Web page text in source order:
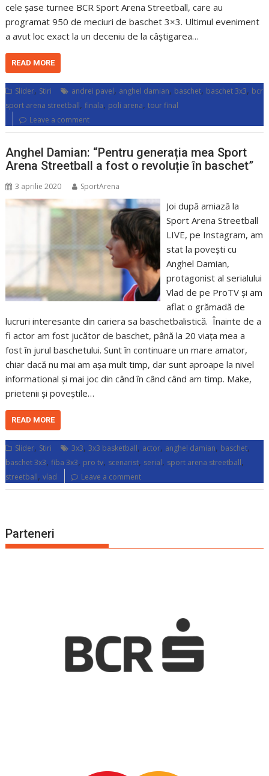
cele șase turnee BCR Sport Arena Streetball, care au
programat 950 de meciuri de baschet 3×3. Ultimul eveniment
a avut loc exact la un deceniu de la câștigarea…
READ MORE
Slider, Stiri andrei pavel, anghel damian, baschet, baschet 3x3, bcr
sport arena streetball,finala, poli arena,tour final
Leave a comment
Anghel Damian: “Pentru generația mea Sport
Arena Streetball a fost o revoluție în baschet”
3 aprilie 2020 SportArena
Joi după amiază la
Sport Arena Streetball
LIVE, pe Instagram, am
stat la povești cu
Anghel Damian,
protagonist al serialului
Vlad de pe ProTV și am
aflat o grămadă de
lucruri interesante din cariera sa baschetbalistică. Înainte de a
fi actor am fost jucător de baschet, până la 20 viața mea a
fost în jurul baschetului. Sunt în continuare un mare amator,
chiar dacă nu mai am așa mult timp, dar sunt aproape la nivel
informational și mai joc din când în când când am timp. Make,
prietenii și poveștile…
READ MORE
Slider, Stiri 3x3,3x3 basketball, actor, anghel damian, baschet,
baschet 3x3,fiba 3x3, pro tv, scenarist, serial, sport arena streetball,
streetball,vlad Leave a comment
Parteneri